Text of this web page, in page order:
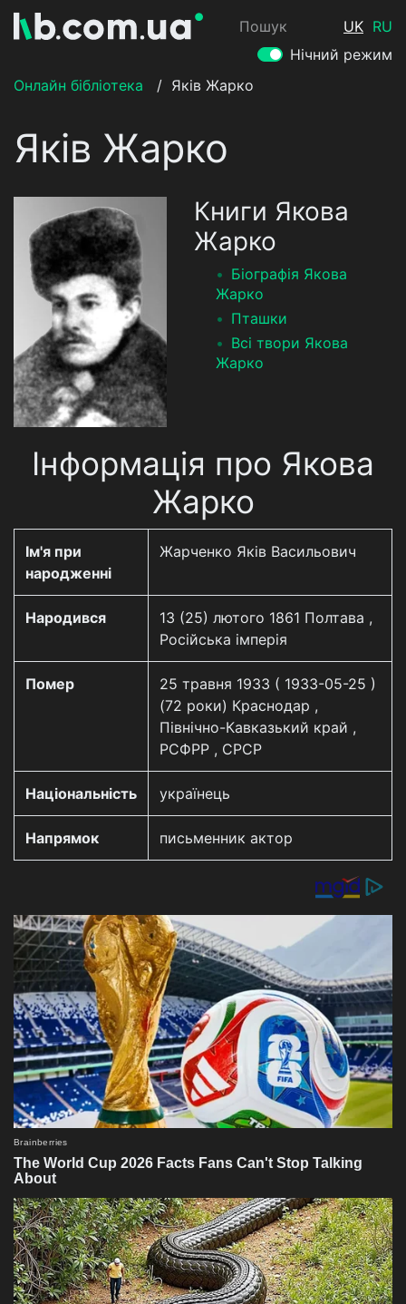
Пошук UK RU
Нічний режим
Онлайн бібліотека
/ Яків Жарко
Яків Жарко
Книги Якова
Жарко
Біографія Якова
Жарко
Пташки
Всі твори Якова
Жарко
Інформація про Якова
Жарко
Ім'я при
народженні
Жарченко Яків Васильович
Народився
13 (25) лютого 1861 Полтава ,
Російська імперія
Помер
25 травня 1933 ( 1933-05-25 )
(72 роки) Краснодар ,
Північно-Кавказький край ,
РСФРР , СРСР
Національність українець
Напрямок письменник актор